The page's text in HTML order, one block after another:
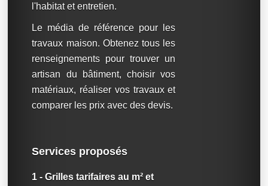
l'habitat et entretien.
Le média de référence pour les
travaux maison. Obtenez tous les
renseignements pour trouver un
artisan du bâtiment, choisir vos
matériaux, réaliser vos travaux et
comparer les prix avec des devis.
Services proposés
1 - Grilles tarifaires au m² et